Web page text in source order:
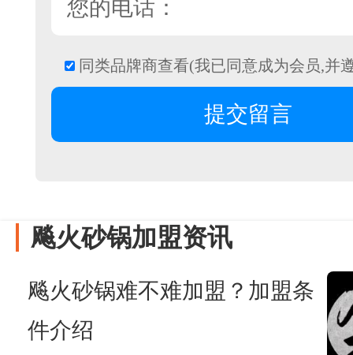
同类品牌商查看(我已同意成为会员,并
飚火砂锅加盟资讯
飚火砂锅难不难加盟？加盟条
件介绍